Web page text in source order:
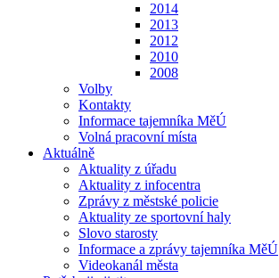
2014
2013
2012
2010
2008
Volby
Kontakty
Informace tajemníka MěÚ
Volná pracovní místa
Aktuálně
Aktuality z úřadu
Aktuality z infocentra
Zprávy z městské policie
Aktuality ze sportovní haly
Slovo starosty
Informace a zprávy tajemníka MěÚ
Videokanál města